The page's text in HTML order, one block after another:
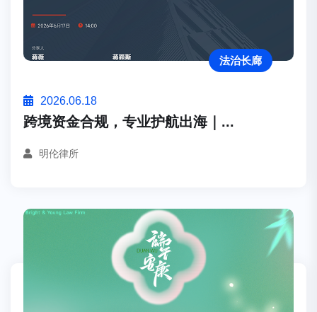
法治长廊
2026.06.18
跨境资金合规，专业护航出海｜...
明伦律所